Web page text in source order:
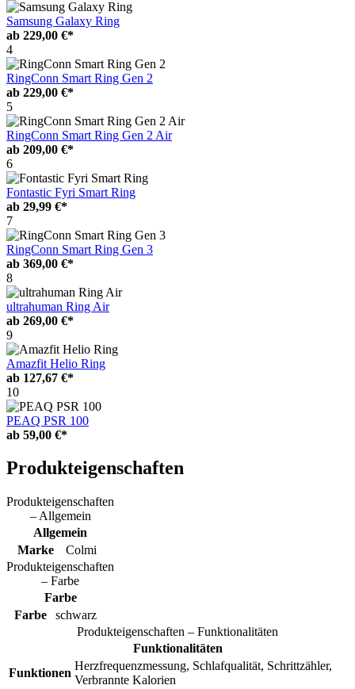
Samsung Galaxy Ring
ab 229,00 €*
4
RingConn Smart Ring Gen 2
ab 229,00 €*
5
RingConn Smart Ring Gen 2 Air
ab 209,00 €*
6
Fontastic Fyri Smart Ring
ab 29,99 €*
7
RingConn Smart Ring Gen 3
ab 369,00 €*
8
ultrahuman Ring Air
ab 269,00 €*
9
Amazfit Helio Ring
ab 127,67 €*
10
PEAQ PSR 100
ab 59,00 €*
Produkteigenschaften
Produkteigenschaften
– Allgemein
Allgemein
Marke
Colmi
Produkteigenschaften
– Farbe
Farbe
Farbe
schwarz
Produkteigenschaften – Funktionalitäten
Funktionalitäten
Funktionen
Herzfrequenzmessung, Schlafqualität, Schrittzähler,
Verbrannte Kalorien